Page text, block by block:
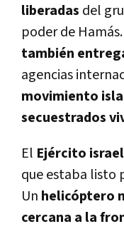
liberadas del
poder de
también
agencias
movimiento
secuestrados
El Ejército
que estaba listo
Un helicóptero
cercana a la